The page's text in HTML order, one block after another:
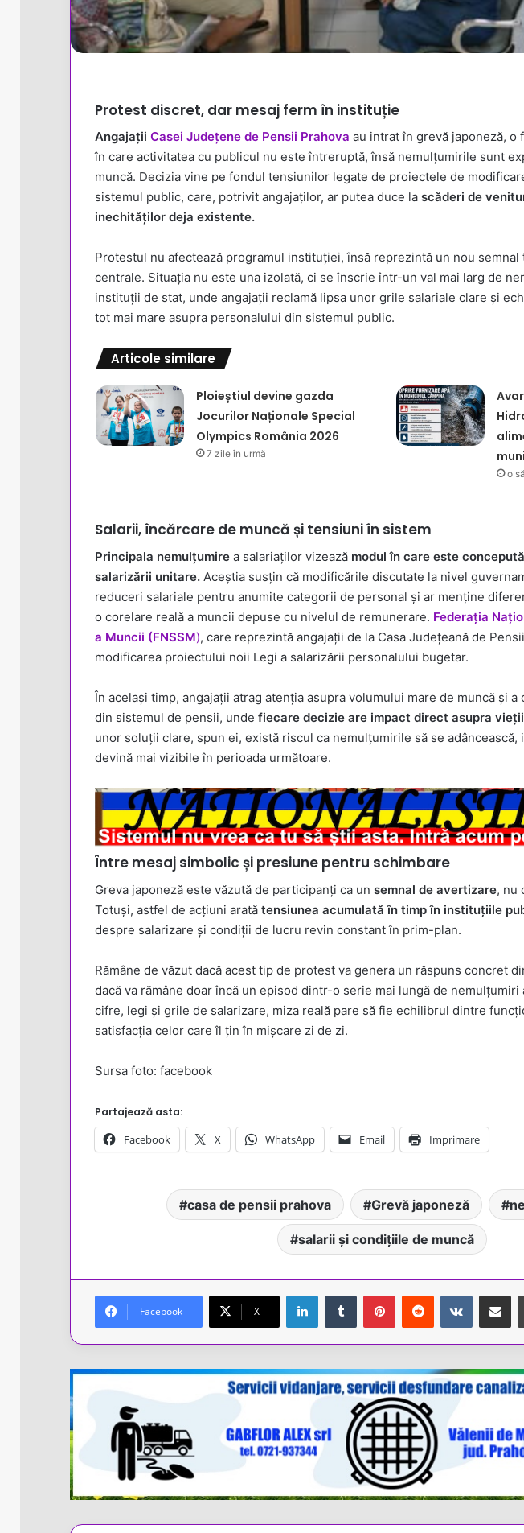
Protest discret, dar mesaj ferm în instituție
Angajații Casei Județene de Pensii Prahova au intrat în grevă japoneză,
în care activitatea cu publicul nu este întreruptă, însă nemulțumirile sunt
muncă. Decizia vine pe fondul tensiunilor legate de proiectele de
sistemul public, care, potrivit angajaților, ar putea duce la scăderi de
inechităților deja existente.
Protestul nu afectează programul instituției, însă reprezintă un nou
centrale. Situația nu este una izolată, ci se înscrie într-un val mai larg de
instituții de stat, unde angajații reclamă lipsa unor grile salariale clare și
tot mai mare asupra personalului din sistemul public.
Articole similare
Ploieștiul devine gazda
Jocurilor Naționale Special
Olympics România 2026
7 zile în urmă
o
Salarii, încărcare de muncă și tensiuni în sistem
Principala nemulțumire a salariaților vizează modul în care este
salarizării unitare. Aceștia susțin că modificările discutate la nivel
reduceri salariale pentru anumite categorii de personal și ar menține
o corelare reală a muncii depuse cu nivelul de remunerare. Federația
a Muncii (FNSSM), care reprezintă angajații de la Casa Județeană de
modificarea proiectului noii Legi a salarizării personalului bugetar.
În același timp, angajații atrag atenția asupra volumului mare de muncă și
din sistemul de pensii, unde fiecare decizie are impact direct asupra
unor soluții clare, spun ei, există riscul ca nemulțumirile să se
devină mai vizibile în perioada următoare.
Între mesaj simbolic și presiune pentru schimbare
Greva japoneză este văzută de participanți ca un semnal de avertizare, nu
Totuși, astfel de acțiuni arată tensiunea acumulată în timp în instituțiile
despre salarizare și condiții de lucru revin constant în prim-plan.
Rămâne de văzut dacă acest tip de protest va genera un răspuns concret
dacă va rămâne doar încă un episod dintr-o serie mai lungă de
cifre, legi și grile de salarizare, miza reală pare să fie echilibrul dintre
satisfacția celor care îl țin în mișcare zi de zi.
Sursa foto: facebook
Partajează asta:
Facebook X WhatsApp Email Imprimare
casa de pensii prahova Grevă japoneză
salarii și condițiile de muncă
Facebook X
LinkedInTumblr PinterestReddit VKontakte
Share